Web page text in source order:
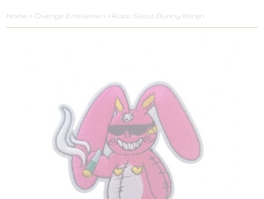
Home > Overige Emblemen > Roze Stout Bunny Konijn